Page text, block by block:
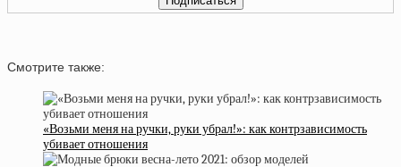
Смотрите также:
«Возьми меня на ручки, руки убрал!»: как контрзависимость
убивает отношения